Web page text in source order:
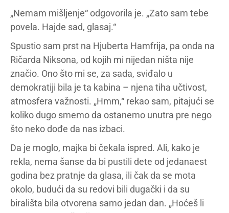
„Nemam mišljenje“ odgovorila je. „Zato sam tebe
povela. Hajde sad, glasaj.“
Spustio sam prst na Hjuberta Hamfrija, pa onda na
Ričarda Niksona, od kojih mi nijedan ništa nije
značio. Ono što mi se, za sada, sviđalo u
demokratiji bila je ta kabina – njena tiha učtivost,
atmosfera važnosti. „Hmm,“ rekao sam, pitajući se
koliko dugo smemo da ostanemo unutra pre nego
što neko dođe da nas izbaci.
Da je moglo, majka bi čekala ispred. Ali, kako je
rekla, nema šanse da bi pustili dete od jedanaest
godina bez pratnje da glasa, ili čak da se mota
okolo, budući da su redovi bili dugački i da su
birališta bila otvorena samo jedan dan. „Hoćeš li